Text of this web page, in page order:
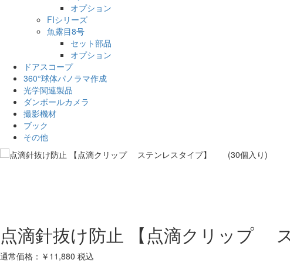
オプション
FIシリーズ
魚露目8号
セット部品
オプション
ドアスコープ
360°球体パノラマ作成
光学関連製品
ダンボールカメラ
撮影機材
ブック
その他
点滴針抜け防止 【点滴クリッ
通常価格：￥11,880 税込